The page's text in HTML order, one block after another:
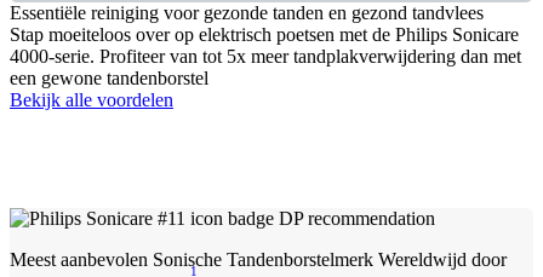
Essentiële reiniging voor gezonde tanden en gezond tandvlees
Stap moeiteloos over op elektrisch poetsen met de Philips Sonicare
4000-serie. Profiteer van tot 5x meer tandplakverwijdering dan met
een gewone tandenborstel
Bekijk alle voordelen
Meest aanbevolen Sonische Tandenborstelmerk Wereldwijd door
1